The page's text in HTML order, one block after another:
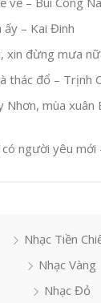
ấy – Kai Đinh
xin đừng mưa
thác đổ – Trịnh
Nhơn, mùa xuân
người yêu
Nhạc Tiền
Nhạc Vàng
Nhạc Đỏ